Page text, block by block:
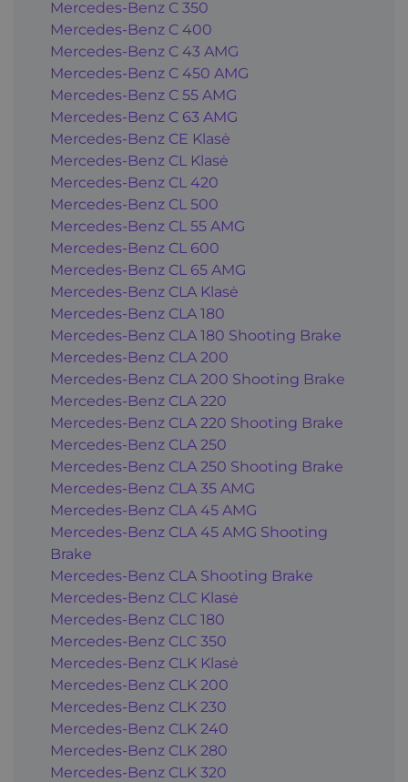
Mercedes-Benz C 350
Mercedes-Benz C 400
Mercedes-Benz C 43 AMG
Mercedes-Benz C 450 AMG
Mercedes-Benz C 55 AMG
Mercedes-Benz C 63 AMG
Mercedes-Benz CE Klasė
Mercedes-Benz CL Klasė
Mercedes-Benz CL 420
Mercedes-Benz CL 500
Mercedes-Benz CL 55 AMG
Mercedes-Benz CL 600
Mercedes-Benz CL 65 AMG
Mercedes-Benz CLA Klasė
Mercedes-Benz CLA 180
Mercedes-Benz CLA 180 Shooting Brake
Mercedes-Benz CLA 200
Mercedes-Benz CLA 200 Shooting Brake
Mercedes-Benz CLA 220
Mercedes-Benz CLA 220 Shooting Brake
Mercedes-Benz CLA 250
Mercedes-Benz CLA 250 Shooting Brake
Mercedes-Benz CLA 35 AMG
Mercedes-Benz CLA 45 AMG
Mercedes-Benz CLA 45 AMG Shooting
Brake
Mercedes-Benz CLA Shooting Brake
Mercedes-Benz CLC Klasė
Mercedes-Benz CLC 180
Mercedes-Benz CLC 350
Mercedes-Benz CLK Klasė
Mercedes-Benz CLK 200
Mercedes-Benz CLK 230
Mercedes-Benz CLK 240
Mercedes-Benz CLK 280
Mercedes-Benz CLK 320